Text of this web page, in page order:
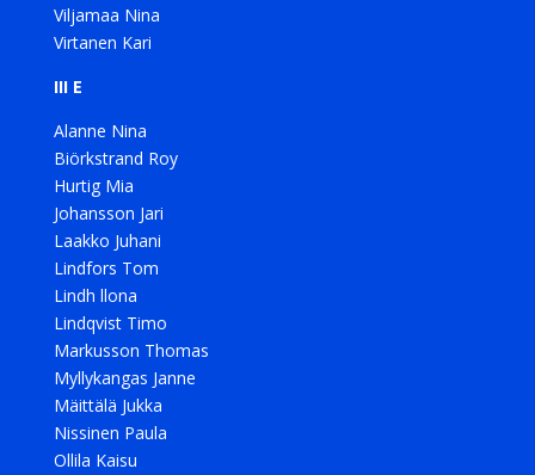
Viljamaa Nina
Virtanen Kari
III E
Alanne Nina
Biörkstrand Roy
Hurtig Mia
Johansson Jari
Laakko Juhani
Lindfors Tom
Lindh llona
Lindqvist Timo
Markusson Thomas
Myllykangas Janne
Mäittälä Jukka
Nissinen Paula
Ollila Kaisu